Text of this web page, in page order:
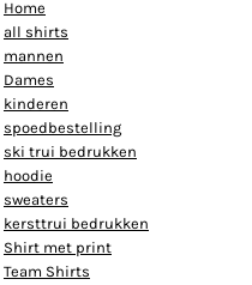
Home
all shirts
mannen
Dames
kinderen
spoedbestelling
ski trui bedrukken
hoodie
sweaters
kersttrui bedrukken
Shirt met print
Team Shirts